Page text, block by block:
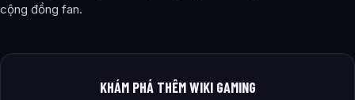
cộng đồng fan.
KHÁM PHÁ THÊM WIKI GAMING